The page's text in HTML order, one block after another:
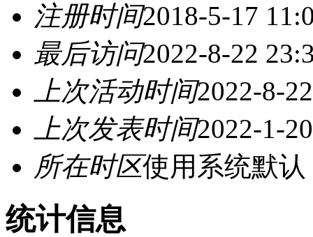
注册时间2018-5-17
最后访问2022-8-22
上次活动时间2022-8-
上次发表时间2022-1-
所在时区使用系统默认
统计信息